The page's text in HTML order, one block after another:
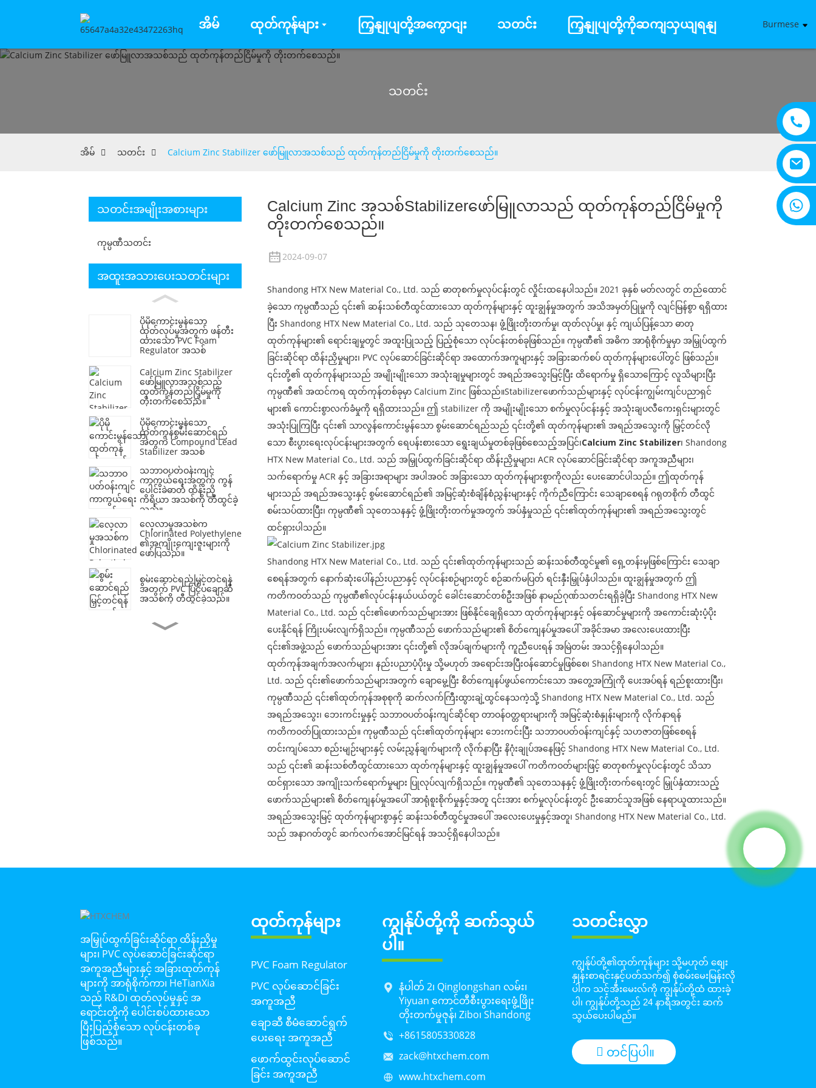
အိမ် ထုတ်ကုန်များ ကြှနျုပျတို့အကွောငျး သတင်း ကြှနျုပျတို့ကိုဆကျသှယျရနျ Burmese
+8615805330828
သတင်း
အိမ် သတင်း Calcium Zinc Stabilizer ဖော်မြူလာအသစ်သည် ထုတ်ကုန်တည်ငြိမ်မှုကို တိုးတက်စေသည်။
သတင်းအမျိုးအစားများ
ကုမ္ပဏီသတင်း
အထူးအသားပေးသတင်းများ
ပိုမိုကောင်းမွန်သော
ထုတ်လုပ်မှုအတွက် ဖန်တီး
ထားသော PVC Foam
Regulator အသစ်
Calcium Zinc Stabilizer
ဖော်မြူလာအသစ်သည်
ထုတ်ကုန်တည်ငြိမ်မှုကို
တိုးတက်စေသည်။
ပိုမိုကောင်းမွန်သော
ထုတ်ကုန်စွမ်းဆောင်ရည်
အတွက် Compound Lead
Stabilizer အသစ်
သဘာဝပတ်ဝန်းကျင်
ကာကွယ်ရေးအတွက် ကွန်
ပေါင်းခဲဓာတ် ထိန်းညှိ
ကိရိယာ အသစ်ကို တီထွင်ခဲ့
သည်။
လေ့လာမှုအသစ်က
Chlorinated Polyethylene
၏အကျိုးကျေးဇူးများကို
ဖော်ပြသည်။
စွမ်းဆောင်ရည်မြှင့်တင်ရန်
အတွက် PVC ပြင်ပချောဆီ
အသစ်ကို တီထွင်ခဲ့သည်။
စွမ်းဆောင်ရည် ပိုမို
Calcium Zinc အသစ်Stabilizerဖော်မြူလာသည် ထုတ်ကုန်တည်ငြိမ်မှုကို
တိုးတက်စေသည်။
2024-09-07
Shandong HTX New Material Co., Ltd. သည် ဓာတုစက်မှုလုပ်ငန်းတွင် လှိုင်းထနေပါသည်။ 2021 ခုနှစ် မတ်လတွင် တည်ထောင်
ခဲ့သော ကုမ္ပဏီသည် ၎င်း၏ ဆန်းသစ်တီထွင်ထားသော ထုတ်ကုန်များနှင့် ထူးချွန်မှုအတွက် အသိအမှတ်ပြုမှုကို လျင်မြန်စွာ ရရှိထား
ပြီး Shandong HTX New Material Co., Ltd. သည် သုတေသန၊ ဖွံ့ဖြိုးတိုးတက်မှု၊ ထုတ်လုပ်မှု၊ နှင့် ကျယ်ပြန့်သော ဓာတု
ထုတ်ကုန်များ၏ ရောင်းချမှုတွင် အထူးပြုသည့် ပြည့်စုံသော လုပ်ငန်းတစ်ခုဖြစ်သည်။ ကုမ္ပဏီ၏ အဓိက အာရုံစိုက်မှုမှာ အမြှုပ်ထွက်
ခြင်းဆိုင်ရာ ထိန်းညှိမှုများ၊ PVC လုပ်ဆောင်ခြင်းဆိုင်ရာ အထောက်အကူများနှင့် အခြားဆက်စပ် ထုတ်ကုန်များပေါ်တွင် ဖြစ်သည်။
၎င်းတို့၏ ထုတ်ကုန်များသည် အမျိုးမျိုးသော အသုံးချမှုများတွင် အရည်အသွေးမြင့်ပြီး ထိရောက်မှု ရှိသောကြောင့် လူသိများပြီး
ကုမ္ပဏီ၏ အထင်ကရ ထုတ်ကုန်တစ်ခုမှာ Calcium Zinc ဖြစ်သည်။Stabilizerဖောက်သည်များနှင့် လုပ်ငန်းကျွမ်းကျင်ပညာရှင်
များ၏ ကောင်းစွာလက်ခံမှုကို ရရှိထားသည်။ ဤ stabilizer ကို အမျိုးမျိုးသော စက်မှုလုပ်ငန်းနှင့် အသုံးချပလီကေးရှင်းများတွင်
အသုံးပြုကြပြီး ၎င်း၏ သာလွန်ကောင်းမွန်သော စွမ်းဆောင်ရည်သည် ၎င်းတို့၏ ထုတ်ကုန်များ၏ အရည်အသွေးကို မြှင့်တင်လို
သော စီးပွားရေးလုပ်ငန်းများအတွက် ရေပန်းစားသော ရွေးချယ်မှုတစ်ခုဖြစ်စေသည့်အပြင်၊Calcium Zinc Stabilizer၊ Shandong
HTX New Material Co., Ltd. သည် အမြှုပ်ထွက်ခြင်းဆိုင်ရာ ထိန်းညှိမှုများ၊ ACR လုပ်ဆောင်ခြင်းဆိုင်ရာ အကူအညီများ၊
သက်ရောက်မှု ACR နှင့် အခြားအရာများ အပါအဝင် အခြားသော ထုတ်ကုန်များစွာကိုလည်း ပေးဆောင်ပါသည်။ ဤထုတ်ကုန်
များသည် အရည်အသွေးနှင့် စွမ်းဆောင်ရည်၏ အမြင့်ဆုံးစံချိန်စံညွှန်းများနှင့် ကိုက်ညီကြောင်း သေချာစေရန် ဂရုတစိုက် တီထွင်
စမ်းသပ်ထားပြီး၊ ကုမ္ပဏီ၏ သုတေသနနှင့် ဖွံ့ဖြိုးတိုးတက်မှုအတွက် အပ်နှံမှုသည် ၎င်း၏ထုတ်ကုန်များ၏ အရည်အသွေးတွင်
ထင်ရှားပါသည်။
Shandong HTX New Material Co., Ltd. သည် ၎င်း၏ထုတ်ကုန်များသည် ဆန်းသစ်တီထွင်မှု၏ ရှေ့တန်းမှဖြစ်ကြောင်း သေချာ
စေရန်အတွက် နောက်ဆုံးပေါ်နည်းပညာနှင့် လုပ်ငန်းစဉ်များတွင် စဉ်ဆက်မပြတ် ရင်းနှီးမြှုပ်နှံပါသည်။ ထူးချွန်မှုအတွက် ဤ
ကတိကဝတ်သည် ကုမ္ပဏီ၏လုပ်ငန်းနယ်ပယ်တွင် ခေါင်းဆောင်တစ်ဦးအဖြစ် နာမည်ဂုဏ်သတင်းရရှိခဲ့ပြီး Shandong HTX New
Material Co., Ltd. သည် ၎င်း၏ဖောက်သည်များအား ဖြစ်နိုင်ချေရှိသော ထုတ်ကုန်များနှင့် ဝန်ဆောင်မှုများကို အကောင်းဆုံးပံ့ပိုး
ပေးနိုင်ရန် ကြိုးပမ်းလျက်ရှိသည်။ ကုမ္ပဏီသည် ဖောက်သည်များ၏ စိတ်ကျေနပ်မှုအပေါ် အခိုင်အမာ အလေးပေးထားပြီး
၎င်း၏အဖွဲ့သည် ဖောက်သည်များအား ၎င်းတို့၏ လိုအပ်ချက်များကို ကူညီပေးရန် အမြဲတမ်း အသင့်ရှိနေပါသည်။
ထုတ်ကုန်အချက်အလက်များ၊ နည်းပညာပံ့ပိုးမှု သို့မဟုတ် အရောင်းအပြီးဝန်ဆောင်မှုဖြစ်စေ၊ Shandong HTX New Material Co.,
Ltd. သည် ၎င်း၏ဖောက်သည်များအတွက် ချောမွေ့ပြီး စိတ်ကျေနပ်ဖွယ်ကောင်းသော အတွေ့အကြုံကို ပေးအပ်ရန် ရည်စူးထားပြီး၊
ကုမ္ပဏီသည် ၎င်း၏ထုတ်ကုန်အစုစုကို ဆက်လက်ကြီးထွားချဲ့ထွင်နေသကဲ့သို့ Shandong HTX New Material Co., Ltd. သည်
အရည်အသွေး၊ ဘေးကင်းမှုနှင့် သဘာဝပတ်ဝန်းကျင်ဆိုင်ရာ တာဝန်ဝတ္တရားများကို အမြင့်ဆုံးစံနှုန်းများကို လိုက်နာရန်
ကတိကဝတ်ပြုထားသည်။ ကုမ္ပဏီသည် ၎င်း၏ထုတ်ကုန်များ ဘေးကင်းပြီး သဘာဝပတ်ဝန်းကျင်နှင့် သဟဇာတဖြစ်စေရန်
တင်းကျပ်သော စည်းမျဉ်းများနှင့် လမ်းညွှန်ချက်များကို လိုက်နာပြီး နိဂုံးချုပ်အနေဖြင့် Shandong HTX New Material Co., Ltd.
သည် ၎င်း၏ ဆန်းသစ်တီထွင်ထားသော ထုတ်ကုန်များနှင့် ထူးချွန်မှုအပေါ် ကတိကဝတ်များဖြင့် ဓာတုစက်မှုလုပ်ငန်းတွင် သိသာ
ထင်ရှားသော အကျိုးသက်ရောက်မှုများ ပြုလုပ်လျက်ရှိသည်။ ကုမ္ပဏီ၏ သုတေသနနှင့် ဖွံ့ဖြိုးတိုးတက်ရေးတွင် မြှုပ်နှံထားသည့်
ဖောက်သည်များ၏ စိတ်ကျေနပ်မှုအပေါ် အာရုံစူးစိုက်မှုနှင့်အတူ ၎င်းအား စက်မှုလုပ်ငန်းတွင် ဦးဆောင်သူအဖြစ် နေရာယူထားသည်။
အရည်အသွေးမြင့် ထုတ်ကုန်များစွာနှင့် ဆန်းသစ်တီထွင်မှုအပေါ် အလေးပေးမှုနှင့်အတူ၊ Shandong HTX New Material Co., Ltd.
သည် အနာဂတ်တွင် ဆက်လက်အောင်မြင်ရန် အသင့်ရှိနေပါသည်။
အမြှုပ်ထွက်ခြင်းဆိုင်ရာ ထိန်းညှိမှု
များ၊ PVC လုပ်ဆောင်ခြင်းဆိုင်ရာ
အကူအညီများနှင့် အခြားထုတ်ကုန်
များကို အာရုံစိုက်ကာ၊ HeTianXia
သည် R&D၊ ထုတ်လုပ်မှုနှင့် အ
ရောင်းတို့ကို ပေါင်းစပ်ထားသော
ပြီးပြည့်စုံသော လုပ်ငန်းတစ်ခု
ဖြစ်သည်။
ထုတ်ကုန်များ
PVC Foam Regulator
PVC လုပ်ဆောင်ခြင်း
အကူအညီ
ချောဆီ စီမံဆောင်ရွက်
ပေးရေး အကူအညီ
ဖောက်ထွင်းလုပ်ဆောင်
ခြင်း အကူအညီ
ကျွန်ုပ်တို့ကို ဆက်သွယ်
ပါ။
နံပါတ် 2၊ Qinglongshan လမ်း၊
Yiyuan ကောင်တီစီးပွားရေးဖွံ့ဖြိုး
တိုးတက်မှုဇုန်၊ Zibo၊ Shandong
+8615805330828
zack@htxchem.com
www.htxchem.com
သတင်းလွှာ
ကျွန်ုပ်တို့၏ထုတ်ကုန်များ သို့မဟုတ် စျေး
နှုန်းစာရင်းနှင့်ပတ်သက်၍ စုံစမ်းမေးမြန်းလို
ပါက သင့်အီးမေးလ်ကို ကျွန်ုပ်တို့ထံ ထားခဲ့
ပါ၊ ကျွန်ုပ်တို့သည် 24 နာရီအတွင်း ဆက်
သွယ်ပေးပါမည်။
တင်ပြပါ။